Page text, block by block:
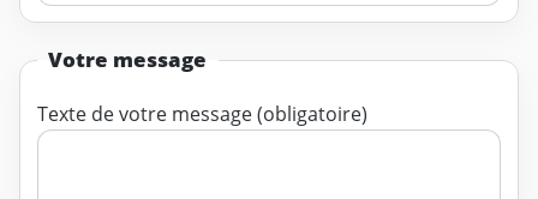
Votre message
Texte de votre message (obligatoire)